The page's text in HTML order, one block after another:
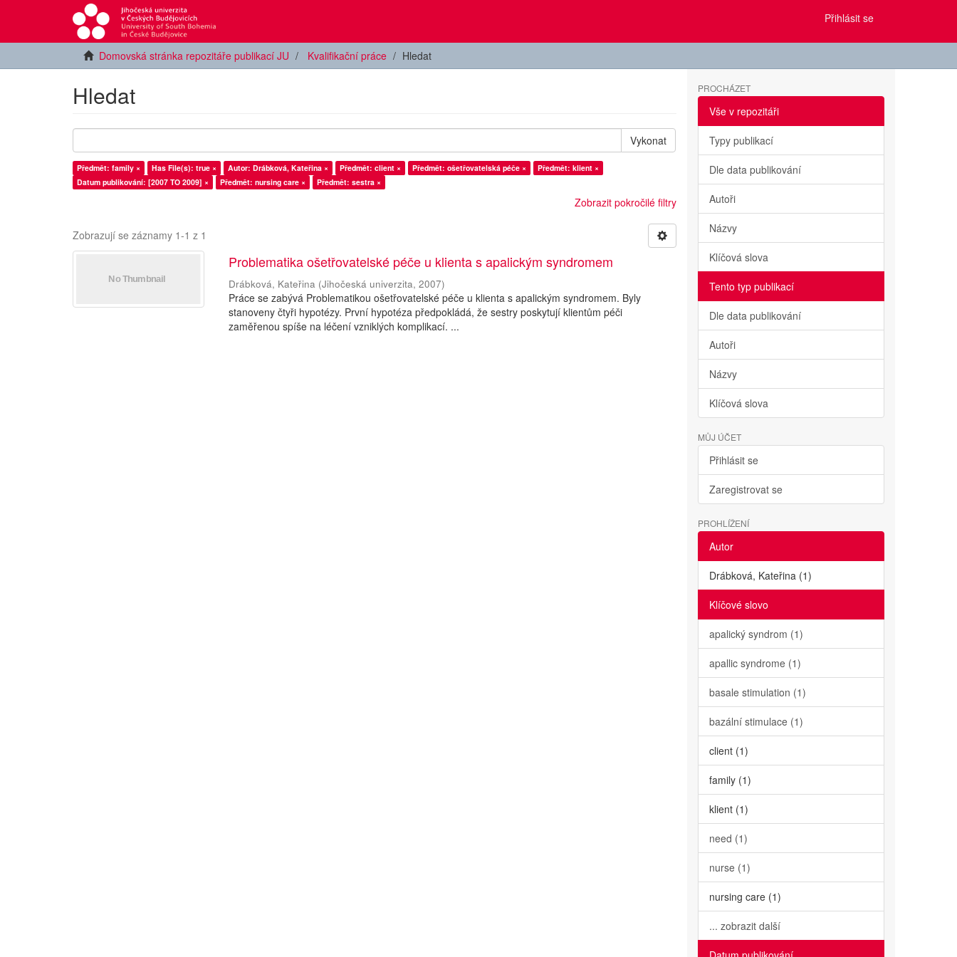
Přihlásit se
Domovská stránka repozitáře publikací JU Kvalifikační práce Hledat
Hledat
Vykonat
Předmět: family × Has File(s): true × Autor: Drábková, Kateřina × Předmět: client × Předmět: ošetřovatelská péče ×
Předmět: klient ×
Datum publikování: [2007 TO 2009] ×
Předmět: nursing care × Předmět: sestra ×
Zobrazit pokročilé filtry
Zobrazují se záznamy 1-1 z 1
Problematika ošetřovatelské péče u klienta s apalickým syndromem
Drábková, Kateřina (Jihočeská univerzita,2007)
Práce se zabývá Problematikou ošetřovatelské péče u klienta s apalickým syndromem. Byly
stanoveny čtyři hypotézy. První hypotéza předpokládá, že sestry poskytují klientům péči
zaměřenou spíše na léčení vzniklých komplikací. ...
PROCHÁZET
Vše v repozitáři
Typy publikací
Dle data publikování
Autoři
Názvy
Klíčová slova
Tento typ publikací
Dle data publikování
Autoři
Názvy
Klíčová slova
MŮJ ÚČET
Přihlásit se
Zaregistrovat se
PROHLÍŽENÍ
Autor
Drábková, Kateřina (1)
Klíčové slovo
apalický syndrom (1)
apallic syndrome (1)
basale stimulation (1)
bazální stimulace (1)
client (1)
family (1)
klient (1)
need (1)
nurse (1)
nursing care (1)
... zobrazit další